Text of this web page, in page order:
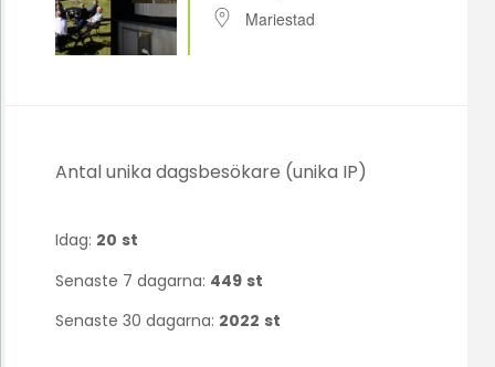
Mariestad
Antal unika dagsbesökare (unika IP)
Idag: 20 st
Senaste 7 dagarna: 449 st
Senaste 30 dagarna: 2022 st